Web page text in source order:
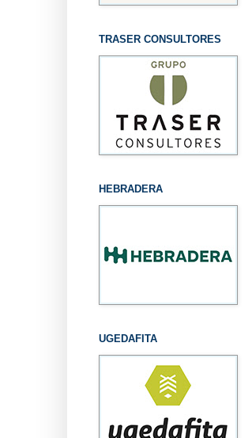
TRASER CONSULTORES
HEBRADERA
UGEDAFITA